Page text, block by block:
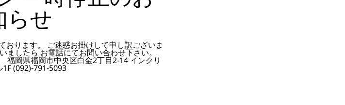
らせ
おります。 ご迷惑お掛けして申し訳ございま
ましたら お電話にてお問い合わせ下さい。
福岡県福岡市中央区白金2丁目2-14 インクリ
1F (092)-791-5093